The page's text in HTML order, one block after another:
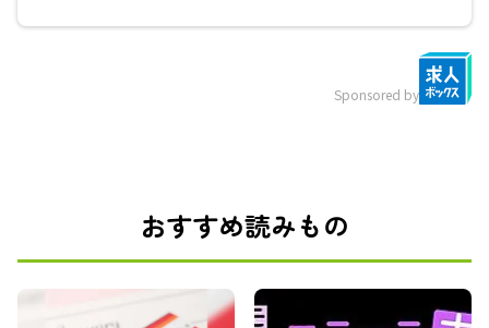
Sponsored by
おすすめ読みもの